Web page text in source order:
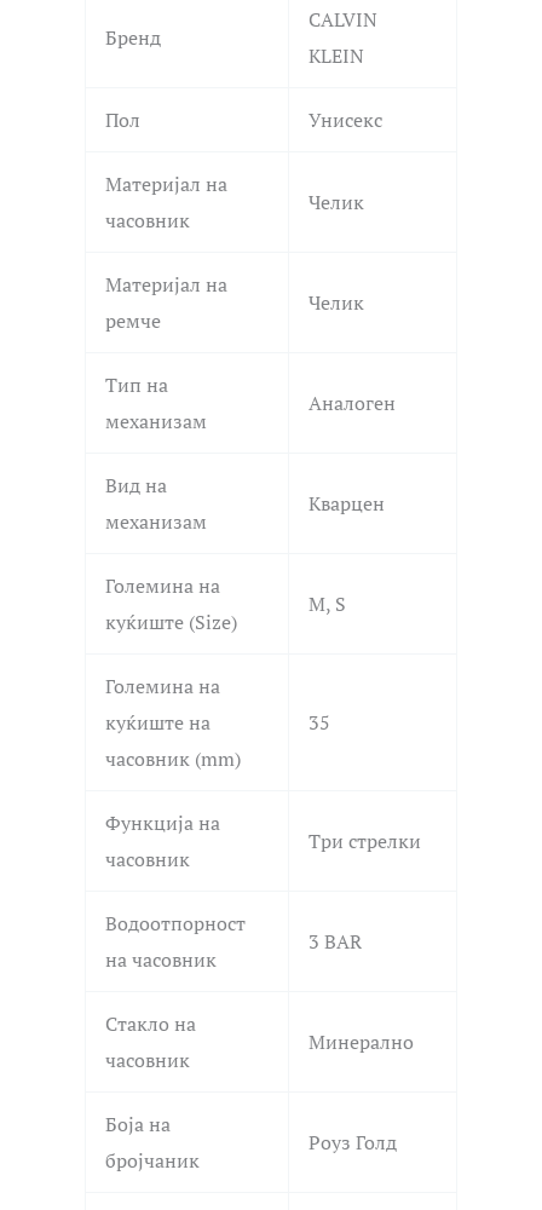
Бренд
CALVIN
KLEIN
Пол Унисекс
Материјал на
часовник
Челик
Материјал на
ремче
Челик
Тип на
механизам
Аналоген
Вид на
механизам
Кварцен
Големина на
куќиште (Size)
M, S
Големина на
куќиште на
часовник (mm)
35
Функција на
часовник
Три стрелки
Водоотпорност
на часовник
3 BAR
Стакло на
часовник
Минерално
Боја на
бројчаник
Роуз Голд